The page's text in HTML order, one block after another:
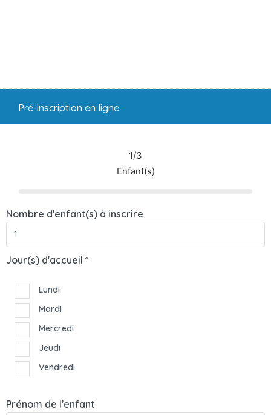
Pré-inscription en ligne
1/3
Enfant(s)
Nombre d'enfant(s) à inscrire
Jour(s) d'accueil *
Lundi
Mardi
Mercredi
Jeudi
Vendredi
Prénom de l'enfant